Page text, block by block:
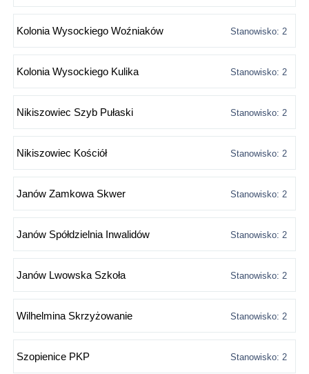
Kolonia Wysockiego Woźniaków Stanowisko: 2
Kolonia Wysockiego Kulika Stanowisko: 2
Nikiszowiec Szyb Pułaski Stanowisko: 2
Nikiszowiec Kościół Stanowisko: 2
Janów Zamkowa Skwer Stanowisko: 2
Janów Spółdzielnia Inwalidów Stanowisko: 2
Janów Lwowska Szkoła Stanowisko: 2
Wilhelmina Skrzyżowanie Stanowisko: 2
Szopienice PKP Stanowisko: 2